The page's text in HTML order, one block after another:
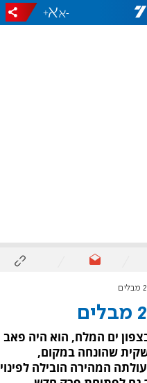
-
+
ים המלח, הוא היה פאב
שהונחה במקום,
המהירה הובילה לפינוי